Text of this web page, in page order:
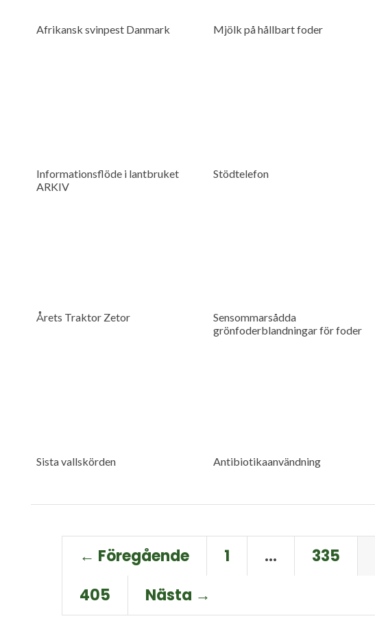
Afrikansk svinpest Danmark Mjölk på hållbart foder
Informationsflöde i lantbruket
ARKIV
Stödtelefon
Årets Traktor Zetor
Sensommarsådda
grönfoderblandningar för foder
Sista vallskörden Antibiotikaanvändning
← Föregående 1 … 335
405
Nästa →